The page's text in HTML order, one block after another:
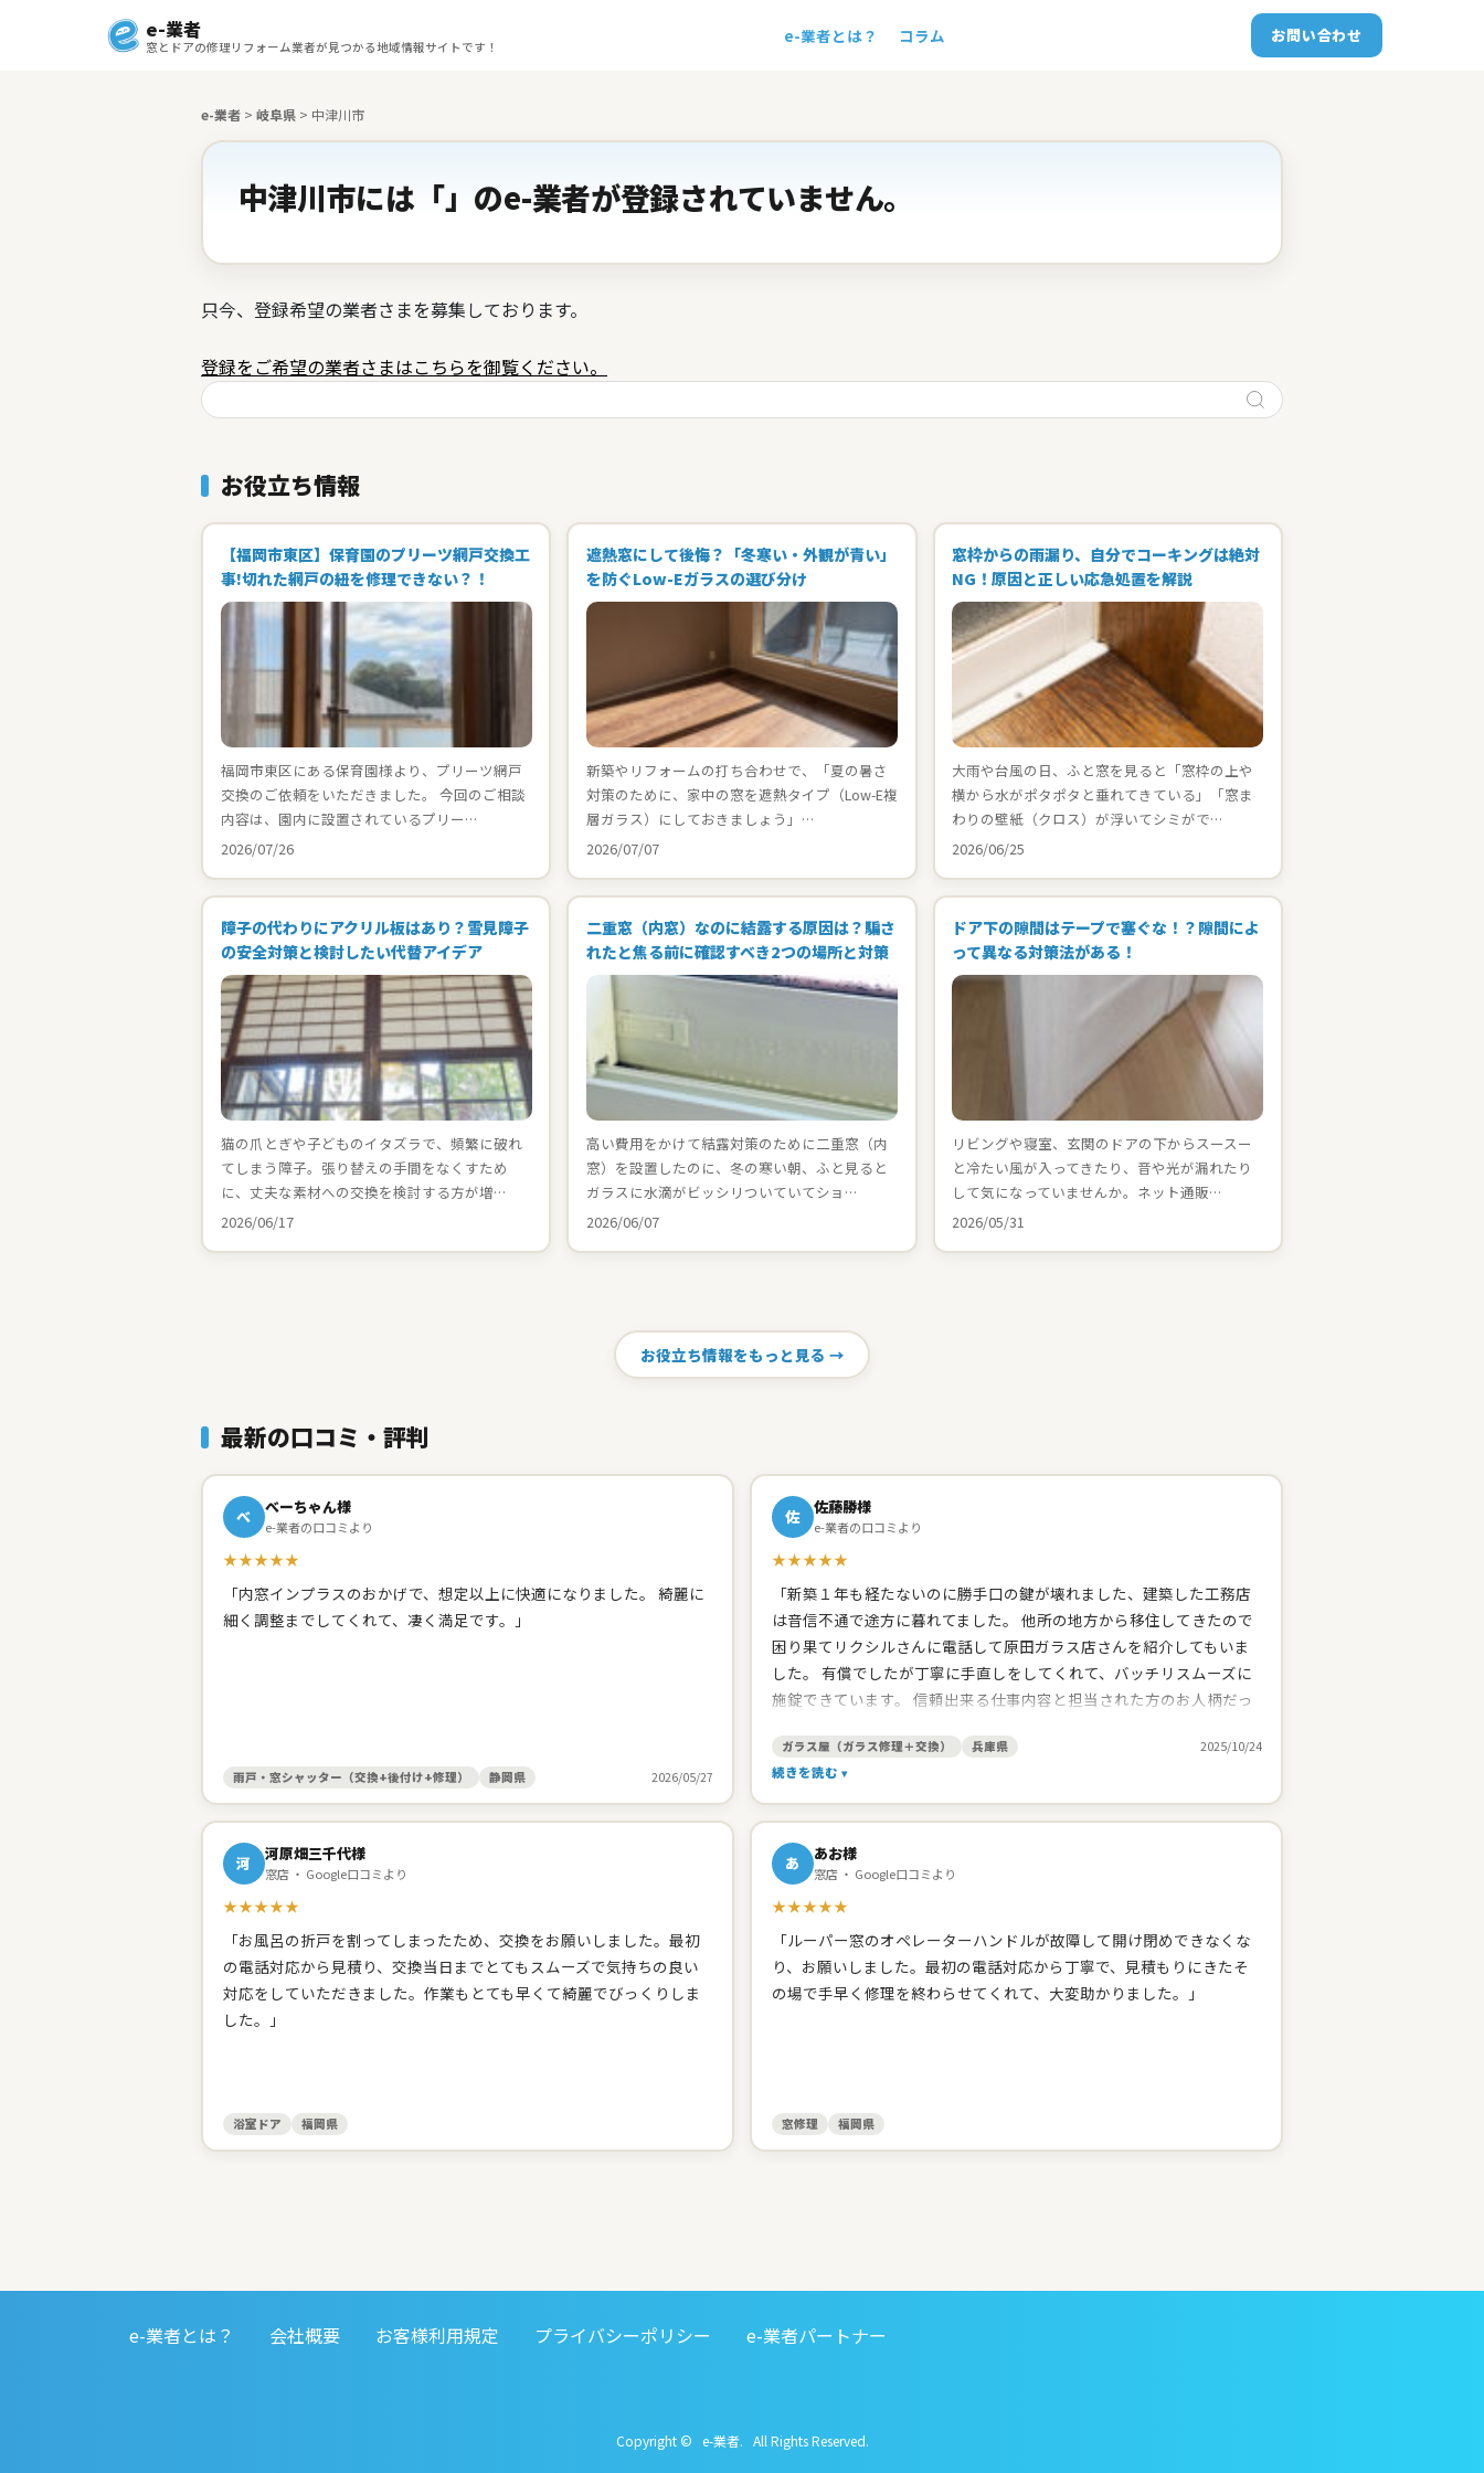
e-業者
窓とドアの修理リフォーム業者が見つかる地域情報サイトです！
e-業者とは？ コラム お問い合わせ
e-業者 > 岐阜県 > 中津川市
中津川市には「」のe-業者が登録されていません。
只今、登録希望の業者さまを募集しております。
登録をご希望の業者さまはこちらを御覧ください。
お役立ち情報
【福岡市東区】保育園のプリーツ網戸交換工
事!切れた網戸の紐を修理できない？！
福岡市東区にある保育園様より、プリーツ網戸
交換のご依頼をいただきました。 今回のご相談
内容は、園内に設置されているプリー…
2026/07/26
遮熱窓にして後悔？「冬寒い・外観が青い」
を防ぐLow-Eガラスの選び分け
新築やリフォームの打ち合わせで、「夏の暑さ
対策のために、家中の窓を遮熱タイプ（Low-E複
層ガラス）にしておきましょう」…
2026/07/07
窓枠からの雨漏り、自分でコーキングは絶対
NG！原因と正しい応急処置を解説
大雨や台風の日、ふと窓を見ると「窓枠の上や
横から水がポタポタと垂れてきている」「窓ま
わりの壁紙（クロス）が浮いてシミがで…
2026/06/25
障子の代わりにアクリル板はあり？雪見障子
の安全対策と検討したい代替アイデア
猫の爪とぎや子どものイタズラで、頻繁に破れ
てしまう障子。張り替えの手間をなくすため
に、丈夫な素材への交換を検討する方が増…
2026/06/17
二重窓（内窓）なのに結露する原因は？騙さ
れたと焦る前に確認すべき2つの場所と対策
高い費用をかけて結露対策のために二重窓（内
窓）を設置したのに、冬の寒い朝、ふと見ると
ガラスに水滴がビッシリついていてショ…
2026/06/07
ドア下の隙間はテープで塞ぐな！？隙間によ
って異なる対策法がある！
リビングや寝室、玄関のドアの下からスースー
と冷たい風が入ってきたり、音や光が漏れたり
して気になっていませんか。ネット通販…
2026/05/31
お役立ち情報をもっと見る →
最新の口コミ・評判
べ べーちゃん様
e-業者の口コミより
★★★★★
「内窓インプラスのおかげで、想定以上に快適になりました。 綺麗に
細く調整までしてくれて、凄く満足です。」
雨戸・窓シャッター（交換+後付け+修理） 静岡県 2026/05/27
佐 佐藤勝様
e-業者の口コミより
★★★★★
「新築１年も経たないのに勝手口の鍵が壊れました、建築した工務店
は音信不通で途方に暮れてました。 他所の地方から移住してきたので
困り果てリクシルさんに電話して原田ガラス店さんを紹介してもいま
した。 有償でしたが丁寧に手直しをしてくれて、バッチリスムーズに
施錠できています。 信頼出来る仕事内容と担当された方のお人柄だっ
頂きました。開け締めの調子の悪いとこも相談すると丁寧に見てくれ
ました。 建築した工務店みたいに手抜きはしない、しっかりと仕事を
してくれます。 台所シンクのことも対応してくれるし。心強いお店だ
ガラス屋（ガラス修理＋交換） 兵庫県 2025/10/24
続きを読む
河 河原畑三千代様
窓店 ・ Google口コミより
★★★★★
「お風呂の折戸を割ってしまったため、交換をお願いしました。最初
の電話対応から見積り、交換当日までとてもスムーズで気持ちの良い
対応をしていただきました。作業もとても早くて綺麗でびっくりしま
した。」
浴室ドア 福岡県
あ あお様
窓店 ・ Google口コミより
★★★★★
「ルーパー窓のオペレーターハンドルが故障して開け閉めできなくな
り、お願いしました。最初の電話対応から丁寧で、見積もりにきたそ
の場で手早く修理を終わらせてくれて、大変助かりました。」
窓修理 福岡県
e-業者とは？ 会社概要 お客様利用規定 プライバシーポリシー e-業者パートナー
Copyright © e-業者. All Rights Reserved.